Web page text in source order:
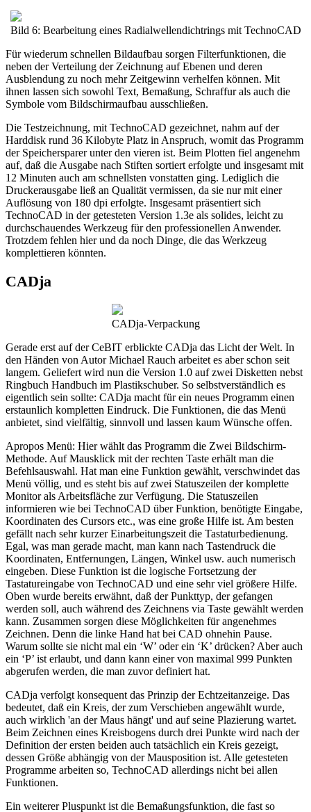
Bild 6: Bearbeitung eines Radialwellendichtrings mit TechnoCAD
Für wiederum schnellen Bildaufbau sorgen Filterfunktionen, die
neben der Verteilung der Zeichnung auf Ebenen und deren
Ausblendung zu noch mehr Zeitgewinn verhelfen können. Mit
ihnen lassen sich sowohl Text, Bemaßung, Schraffur als auch die
Symbole vom Bildschirmaufbau ausschließen.
Die Testzeichnung, mit TechnoCAD gezeichnet, nahm auf der
Harddisk rund 36 Kilobyte Platz in Anspruch, womit das Programm
der Speichersparer unter den vieren ist. Beim Plotten fiel angenehm
auf, daß die Ausgabe nach Stiften sortiert erfolgte und insgesamt mit
12 Minuten auch am schnellsten vonstatten ging. Lediglich die
Druckerausgabe ließ an Qualität vermissen, da sie nur mit einer
Auflösung von 180 dpi erfolgte. Insgesamt präsentiert sich
TechnoCAD in der getesteten Version 1.3e als solides, leicht zu
durchschauendes Werkzeug für den professionellen Anwender.
Trotzdem fehlen hier und da noch Dinge, die das Werkzeug
komplettieren könnten.
CADja
CADja-Verpackung
Gerade erst auf der CeBIT erblickte CADja das Licht der Welt. In
den Händen von Autor Michael Rauch arbeitet es aber schon seit
langem. Geliefert wird nun die Version 1.0 auf zwei Disketten nebst
Ringbuch Handbuch im Plastikschuber. So selbstverständlich es
eigentlich sein sollte: CADja macht für ein neues Programm einen
erstaunlich kompletten Eindruck. Die Funktionen, die das Menü
anbietet, sind vielfältig, sinnvoll und lassen kaum Wünsche offen.
Apropos Menü: Hier wählt das Programm die Zwei Bildschirm-
Methode. Auf Mausklick mit der rechten Taste erhält man die
Befehlsauswahl. Hat man eine Funktion gewählt, verschwindet das
Menü völlig, und es steht bis auf zwei Statuszeilen der komplette
Monitor als Arbeitsfläche zur Verfügung. Die Statuszeilen
informieren wie bei TechnoCAD über Funktion, benötigte Eingabe,
Koordinaten des Cursors etc., was eine große Hilfe ist. Am besten
gefällt nach sehr kurzer Einarbeitungszeit die Tastaturbedienung.
Egal, was man gerade macht, man kann nach Tastendruck die
Koordinaten, Entfernungen, Längen, Winkel usw. auch numerisch
eingeben. Diese Funktion ist die logische Fortsetzung der
Tastatureingabe von TechnoCAD und eine sehr viel größere Hilfe.
Oben wurde bereits erwähnt, daß der Punkttyp, der gefangen
werden soll, auch während des Zeichnens via Taste gewählt werden
kann. Zusammen sorgen diese Möglichkeiten für angenehmes
Zeichnen. Denn die linke Hand hat bei CAD ohnehin Pause.
Warum sollte sie nicht mal ein ‘W’ oder ein ‘K’ drücken? Aber auch
ein ‘P’ ist erlaubt, und dann kann einer von maximal 999 Punkten
abgerufen werden, die man zuvor definiert hat.
CADja verfolgt konsequent das Prinzip der Echtzeitanzeige. Das
bedeutet, daß ein Kreis, der zum Verschieben angewählt wurde,
auch wirklich 'an der Maus hängt' und auf seine Plazierung wartet.
Beim Zeichnen eines Kreisbogens durch drei Punkte wird nach der
Definition der ersten beiden auch tatsächlich ein Kreis gezeigt,
dessen Größe abhängig von der Mausposition ist. Alle getesteten
Programme arbeiten so, TechnoCAD allerdings nicht bei allen
Funktionen.
Ein weiterer Pluspunkt ist die Bemaßungsfunktion, die fast so